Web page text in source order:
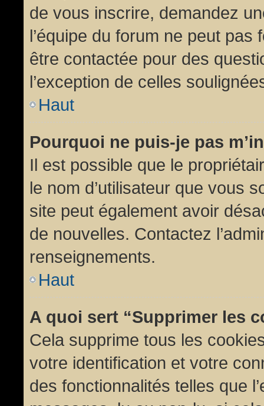
de vous inscrire, demandez
l’équipe du forum ne peut
être contactée pour des
l’exception de celles
Haut
Pourquoi ne puis-je pas
Il est possible que le
le nom d’utilisateur que vous
site peut également avoir
de nouvelles. Contactez
renseignements.
Haut
A quoi sert “Supprimer les
Cela supprime tous les
votre identification et votre
des fonctionnalités telles que